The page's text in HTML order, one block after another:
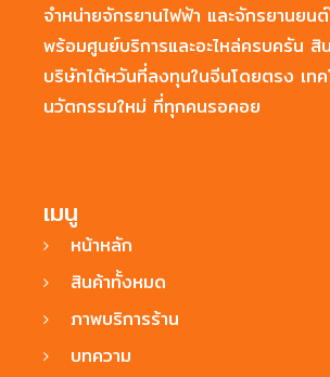
จำหน่ายจักรยานไฟฟ้า และจักรยานยน
พร้อมศูนย์บริการและอะไหล่ครบครัน สิน
บริษัทไต้หวันที่ลงทุนในจีนโดยตรง เทค
นวัตกรรมใหม่ ที่ทุกคนรอคอย
เมนู
หน้าหลัก
สินค้าทั้งหมด
ภาพบริการร้าน
บทความ